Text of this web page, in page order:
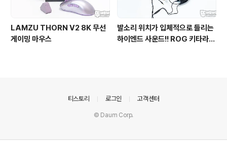
LAMZU THORN V2 8K 무선
게이밍 마우스
발소리 위치가 입체적으로 들리는
하이엔드 사운드!! ROG 키타라
티스토리 로그인 고객센터
© Daum Corp.